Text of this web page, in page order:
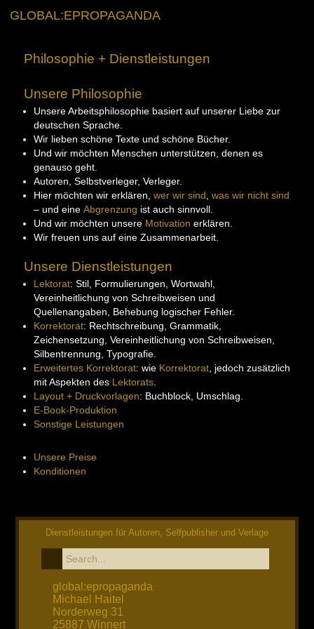
GLOBAL:EPROPAGANDA
Philosophie + Dienstleistungen
Unsere Philosophie
Unsere Arbeitsphilosophie basiert auf unserer Liebe zur
deutschen Sprache.
Wir lieben schöne Texte und schöne Bücher.
Und wir möchten Menschen unterstützen, denen es
genauso geht.
Autoren, Selbstverleger, Verleger.
Hier möchten wir erklären, wer wir sind was wir nicht sind
– und eine Abgrenzung ist auch sinnvoll.
Und wir möchten unsere Motivation erklären.
Wir freuen uns auf eine Zusammenarbeit.
Unsere Dienstleistungen
Lektorat: Stil, Formulierungen, Wortwahl,
Vereinheitlichung von Schreibweisen und
Quellenangaben, Behebung logischer Fehler.
Korrektorat: Rechtschreibung, Grammatik,
Zeichensetzung, Vereinheitlichung von Schreibweisen,
Silbentrennung, Typografie.
Erweitertes Korrektorat: wie Korrektorat, jedoch zusätzlich
mit Aspekten des Lektorats.
Layout + Druckvorlagen: Buchblock, Umschlag.
E-Book-Produktion
Sonstige Leistungen
Unsere Preise
Konditionen
Dienstleistungen für Autoren, Selfpublisher und Verlage
global:epropaganda
Michael Haitel
Norderweg 31
25887 Winnert